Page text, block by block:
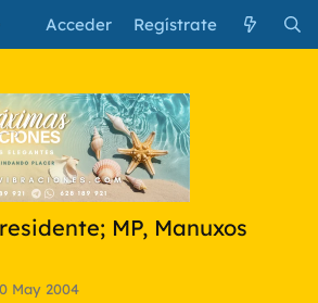
Acceder Regístrate
MP, Manuxos
May 2004